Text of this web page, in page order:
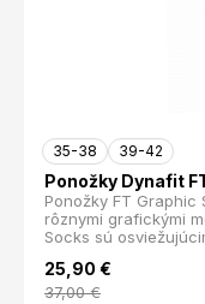
35-38 39-42
Ponožky Dynafit
Ponožky FT
rôznymi grafickými
Socks sú
outfitu. Ponožky sú
variantoch a s
kombinovať s
25,90 €
37,00€